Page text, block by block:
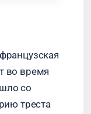
во время
со
треста